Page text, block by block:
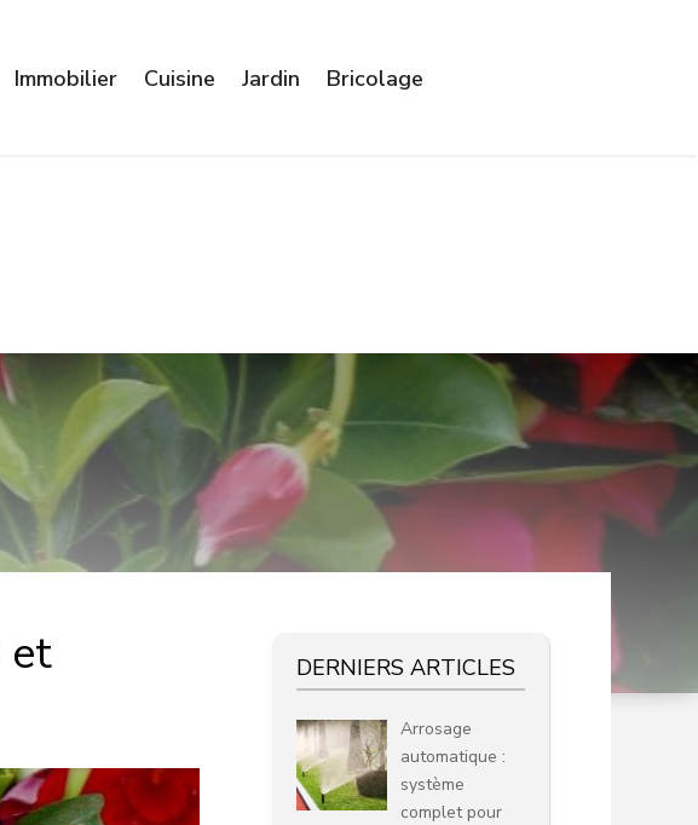
Immobilier Cuisine Jardin Bricolage
et DERNIERS ARTICLES
Arrosage
automatique :
système
complet pour